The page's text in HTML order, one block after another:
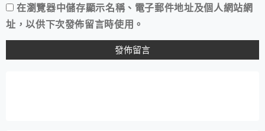
在瀏覽器中儲存顯示名稱、電子郵件地址及個人網站網
址，以供下次發佈留言時使用。